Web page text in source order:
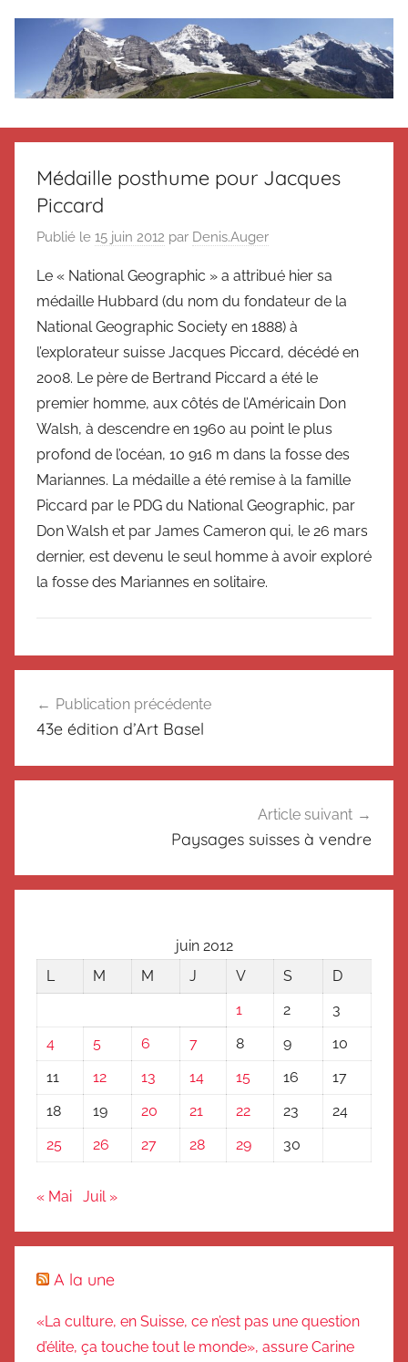
Le
blog
de
Suisse
Magazine
Suisse
Suisse
Messager
Suisse
Médaille posthume pour Jacques
Piccard
Publié le 15 juin 2012 par Denis.Auger
Le « National Geographic » a attribué hier sa
médaille Hubbard (du nom du fondateur de la
National Geographic Society en 1888) à
l’explorateur suisse Jacques Piccard, décédé en
2008. Le père de Bertrand Piccard a été le
premier homme, aux côtés de l’Américain Don
Walsh, à descendre en 1960 au point le plus
profond de l’océan, 10 916 m dans la fosse des
Mariannes. La médaille a été remise à la famille
Piccard par le PDG du National Geographic, par
Don Walsh et par James Cameron qui, le 26 mars
dernier, est devenu le seul homme à avoir exploré
la fosse des Mariannes en solitaire.
N
c
l
de
Publication précédente
43e édition d’Art Basel
Article suivant
Paysages suisses à vendre
juin 2012
L
M M J V S
D
1
2
3
4
5 6 7 8 9
10
11
12 13 14 15 16
17
18
19 20 21 22 23
24
25
26 27 28 29 30
« Mai Juil »
A la une
«La culture, en Suisse, ce n’est pas une question
d’élite, ça touche tout le monde», assure Carine